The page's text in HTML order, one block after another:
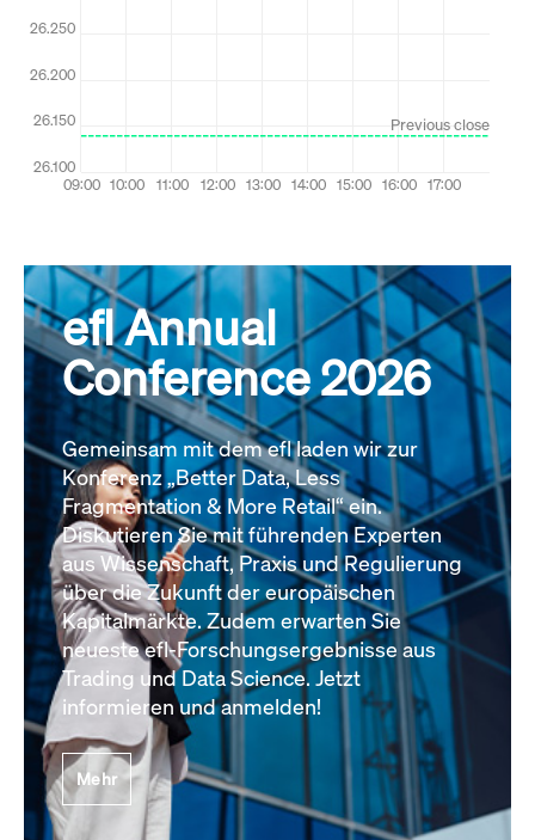
efl Annual
Conference 2026
Gemeinsam mit dem efl laden wir zur
Konferenz „Better Data, Less
Fragmentation & More Retail“ ein.
Diskutieren Sie mit führenden Experten
aus Wissenschaft, Praxis und Regulierung
über die Zukunft der europäischen
Kapitalmärkte. Zudem erwarten Sie
neueste efl-Forschungsergebnisse aus
Trading und Data Science. Jetzt
informieren und anmelden!
Mehr